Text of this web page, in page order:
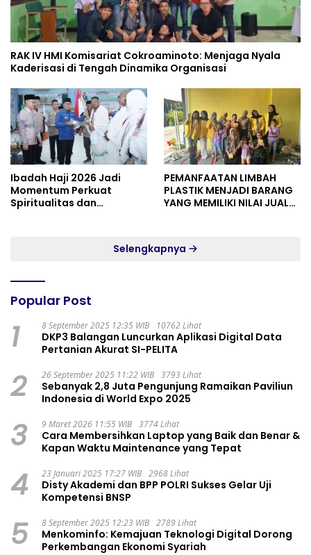
RAK IV HMI Komisariat Cokroaminoto: Menjaga Nyala
Kaderisasi di Tengah Dinamika Organisasi
Ibadah Haji 2026 Jadi
Momentum Perkuat
Spiritualitas dan
PEMANFAATAN LIMBAH
PLASTIK MENJADI BARANG
YANG MEMILIKI NILAI JUAL
Selengkapnya
Popular Post
1 8 September 2025 12:35 WIB 10762 Lihat
DKP3 Balangan Luncurkan Aplikasi Digital Data
Pertanian Akurat SI-PELITA
2 26 September 2025 11:22 WIB 3793 Lihat
Sebanyak 2,8 Juta Pengunjung Ramaikan Paviliun
Indonesia di World Expo 2025
3 9 Maret 2026 11:55 WIB 3774 Lihat
Cara Membersihkan Laptop yang Baik dan Benar &
Kapan Waktu Maintenance yang Tepat
4 23 Januari 2025 17:27 WIB 2968 Lihat
Disty Akademi dan BPP POLRI Sukses Gelar Uji
Kompetensi BNSP
5 8 September 2025 12:23 WIB 2789 Lihat
Menkominfo: Kemajuan Teknologi Digital Dorong
Perkembangan Ekonomi Syariah